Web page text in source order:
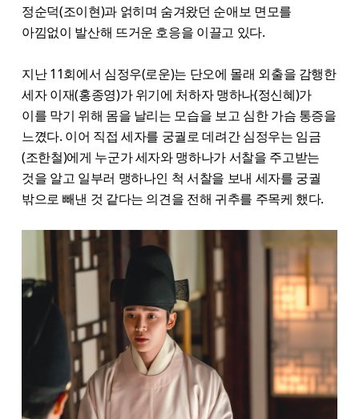
정순덕(조이현)과 얽히며 숨겨왔던 순애보 면모를
아낌없이 발산해 뜨거운 호응을 이끌고 있다.
지난 11회에서 심정우(로운)는 단오에 몰래 외출을 감행한
세자 이재(홍종영)가 위기에 처하자 맹하나(정신혜)가
이를 막기 위해 몸을 날리는 모습을 보고 심한 가슴 통증을
느꼈다. 이어 직접 세자를 궁궐로 데려간 심정우는 임금
(조한철)에게 누군가 세자와 맹하나가 서찰을 주고받는
것을 알고 일부러 맹하나인 척 서찰을 보내 세자를 궁궐
밖으로 빼낸 것 같다는 의견을 전해 귀추를 주목케 했다.